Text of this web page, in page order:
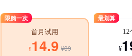
限购一次
首月试用
¥14.9 ¥39
最划算
12
¥